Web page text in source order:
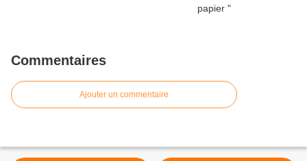
Commentaires
Ajouter un commentaire